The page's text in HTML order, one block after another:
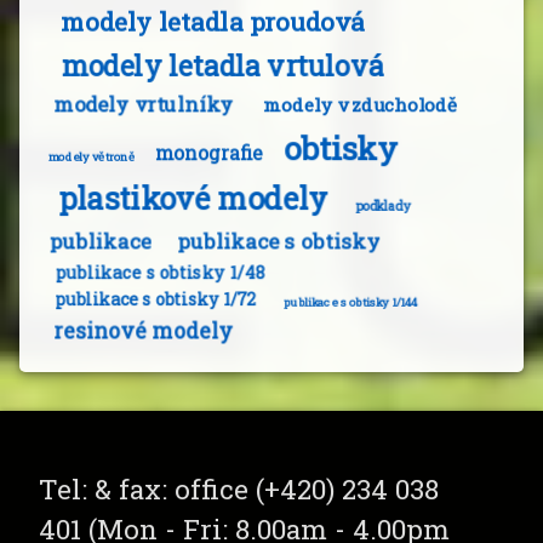
modely letadla proudová
modely letadla vrtulová
modely vrtulníky modely vzducholodě
modely větroně monografie obtisky
plastikové modely podklady
publikace publikace s obtisky
publikace s obtisky 1/48
publikace s obtisky 1/72 publikace s obtisky 1/144
resinové modely
Tel: & fax: office (+420) 234 038
401 (Mon - Fri: 8.00am - 4.00pm